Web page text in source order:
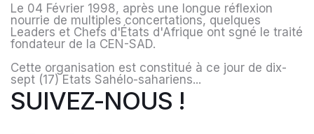
Le 04 Février 1998, après une longue réflexion
nourrie de multiples concertations, quelques
Leaders et Chefs d'États d'Afrique ont sgné le traité
fondateur de la CEN-SAD.
Cette organisation est constitué à ce jour de dix-
sept (17) Etats Sahélo-sahariens...
SUIVEZ-NOUS !